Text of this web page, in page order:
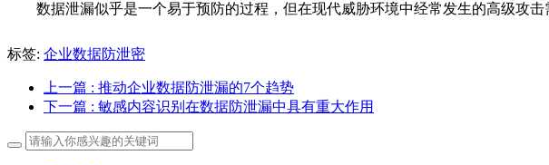
数据泄漏似乎是一个易于预防的过程，但在现代威胁环境中经常发生的高级攻
标签: 企业数据防泄密
上一篇 : 推动企业数据防泄漏的7个趋势
下一篇 : 敏感内容识别在数据防泄漏中具有重大作用